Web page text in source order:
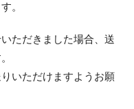
。
ただきました場合、送
いただけますようお願